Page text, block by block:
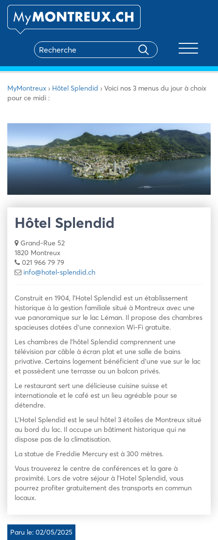
MyMontreux › Hôtel Splendid › Voici nos 3 menus du jour à choix
pour ce midi :
Hôtel Splendid
Grand-Rue 52
1820 Montreux
021 966 79 79
info@hotel-splendid.ch
Construit en 1904, l’Hotel Splendid est un établissement
historique à la gestion familiale situé à Montreux avec une
vue panoramique sur le lac Léman. Il propose des chambres
spacieuses dotées d’une connexion Wi-Fi gratuite.
Les chambres de l’hôtel Splendid comprennent une
télévision par câble à écran plat et une salle de bains
privative. Certains logement bénéficient d’une vue sur le lac
et possèdent une terrasse ou un balcon privés.
Le restaurant sert une délicieuse cuisine suisse et
internationale et le café est un lieu agréable pour se
détendre.
L’Hotel Splendid est le seul hôtel 3 étoiles de Montreux situé
au bord du lac. Il occupe un bâtiment historique qui ne
dispose pas de la climatisation.
La statue de Freddie Mercury est à 300 mètres.
Vous trouverez le centre de conférences et la gare à
proximité. Lors de votre séjour à l’Hotel Splendid, vous
pourrez profiter gratuitement des transports en commun
locaux.
Paru le: 02/05/2025